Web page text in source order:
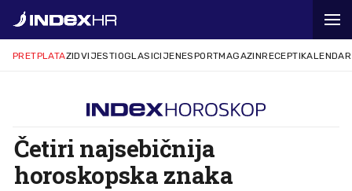
PRETPLATAZIDVIJESTIOGLASICIJENESPORTMAGAZINRECEPTIKALENDAR
Četiri najsebičnija
horoskopska znaka